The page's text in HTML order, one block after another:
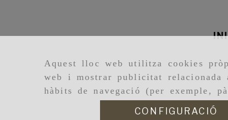
Aquest lloc web utilitza cookies
web i mostrar publicitat relacionada
hàbits de navegació (per exemple,
CONFIGURACIÓ